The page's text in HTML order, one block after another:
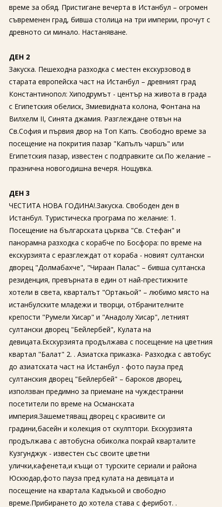
време за обяд. Пристигане вечерта в Истанбул – огромен
съвременен град, бивша столица на три империи, прочут с
древното си минало. Настаняване.
ДЕН 2
Закуска. Пешеходна разходка с местен екскурзовод в
старата европейска част на Истанбул – древният град
Константинопол: Хиподрумът - център на живота в града
с Египетския обелиск, Змиевидната колона, Фонтана на
Вилхелм II, Синята джамия. Разглеждане отвън на
Св.София и първия двор на Топ Капъ. Свободно време за
посещение на покрития пазар "Капълъ чаршъ" или
Египетския пазар, известен с подправките си.По желание –
празнична новогодишна вечеря. Нощувка.
ДЕН 3
ЧЕСТИТА НОВА ГОДИНА!.Закуска. Свободен ден в
Истанбул. Туристическа програма по желание: 1.
Посещение на българската църква "Св. Стефан" и
панорамна разходка с корабче по Босфора: по време на
екскурзията с еразглеждат от кораба - новият султански
дворец "Долмабахче", "Чираан Палас" – бивша султанска
резиденция, превърната в един от най-престижните
хотели в света, кварталът "Ортакьой" – любимо място на
истанбулските младежи и творци, отбранителните
крепости "Румели Хисар" и "Анадолу Хисар", летният
султански дворец "Бейлербей", Кулата на
девицата.Екскурзията продължава с посещение на цветния
квартал "Балат" 2. . Азиатска приказка- Разходка с автобус
до азиатската част на Истанбул - фото пауза пред
султанския дворец "Бейлербей" – бароков дворец,
използван предимно за приемане на чуждестранни
посетители по време на Османската
империя.Зашеметяващ дворец с красивите си
градини,басейн и колекция от скулптори. Екскурзията
продължава с автобусна обиколка покрай кварталите
Кузгунджук - известен със своите цветни
улички,кафенета,и къщи от турските сериали и района
Юскюдар,фото пауза пред кулата на девицата и
посещение на квартала Кадъкьой и свободно
време.Прибирането до хотела става с ферибот. .